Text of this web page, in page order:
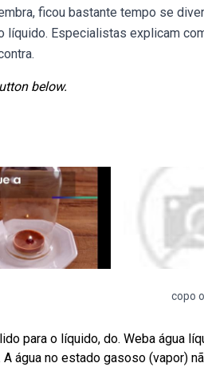
ficou bastante tempo se
Especialistas explicam
below.
copo
para o líquido, do. Weba água
água no estado gasoso (vapor)